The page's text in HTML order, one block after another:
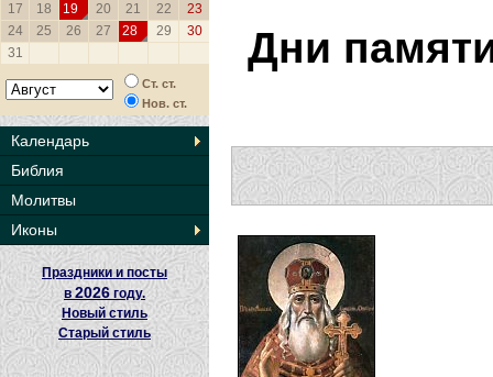
17
18 19 20 21 22
23
24
25 26 27 28 29
30
31
Ст. ст.
Нов. ст.
Календарь
Библия
Молитвы
Иконы
Праздники и посты
в2026 году.
Новый стиль
Старый стиль
Дни